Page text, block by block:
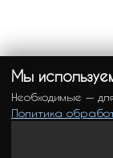
Мы
Необходимые —
Политика